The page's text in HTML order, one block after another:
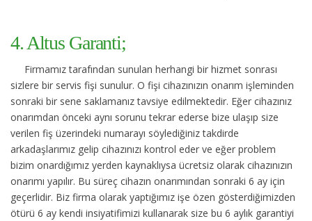
4. Altus Garanti;
Firmamız tarafından sunulan herhangi bir hizmet sonrası
sizlere bir servis fişi sunulur. O fişi cihazınızın onarım işleminden
sonraki bir sene saklamanız tavsiye edilmektedir. Eğer cihazınız
onarımdan önceki aynı sorunu tekrar ederse bize ulaşıp size
verilen fiş üzerindeki numarayı söylediğiniz takdirde
arkadaşlarımız gelip cihazınızı kontrol eder ve eğer problem
bizim onardığımız yerden kaynaklıysa ücretsiz olarak cihazınızın
onarımı yapılır. Bu süreç cihazın onarımından sonraki 6 ay için
geçerlidir. Biz firma olarak yaptığımız işe özen gösterdiğimizden
ötürü 6 ay kendi insiyatifimizi kullanarak size bu 6 aylık garantiyi